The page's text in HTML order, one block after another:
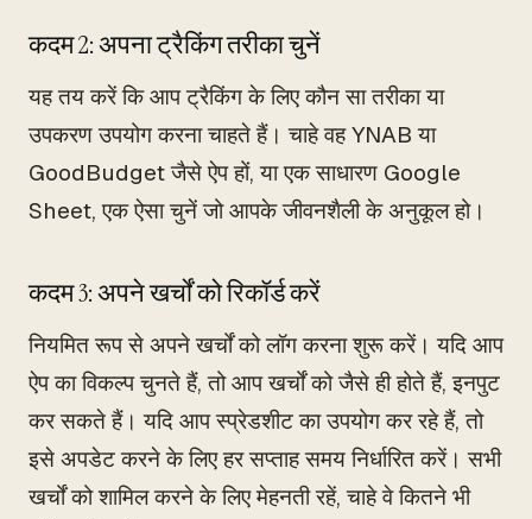
कदम 2: अपना ट्रैकिंग तरीका चुनें
यह तय करें कि आप ट्रैकिंग के लिए कौन सा तरीका या
उपकरण उपयोग करना चाहते हैं। चाहे वह YNAB या
GoodBudget जैसे ऐप हों, या एक साधारण Google
Sheet, एक ऐसा चुनें जो आपके जीवनशैली के अनुकूल हो।
कदम 3: अपने खर्चों को रिकॉर्ड करें
नियमित रूप से अपने खर्चों को लॉग करना शुरू करें। यदि आप
ऐप का विकल्प चुनते हैं, तो आप खर्चों को जैसे ही होते हैं, इनपुट
कर सकते हैं। यदि आप स्प्रेडशीट का उपयोग कर रहे हैं, तो
इसे अपडेट करने के लिए हर सप्ताह समय निर्धारित करें। सभी
खर्चों को शामिल करने के लिए मेहनती रहें, चाहे वे कितने भी